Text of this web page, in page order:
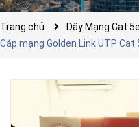
Trang chủ
Dây Mạng Cat 5e
Cáp mạng Golden Link UTP